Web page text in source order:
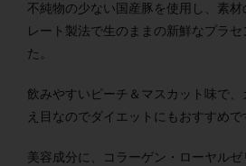
不純物の少ない国産豚を使用し、素材
レート製法で生のままの新鮮なプラ
た。
飲みやすいピーチ＆マスカット味で
え目なのでダイエットにもおすすめで
美容成分に、コラーゲン・ローヤル